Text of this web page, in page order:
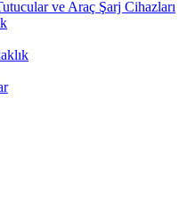
ve Araç Şarj Cihazları